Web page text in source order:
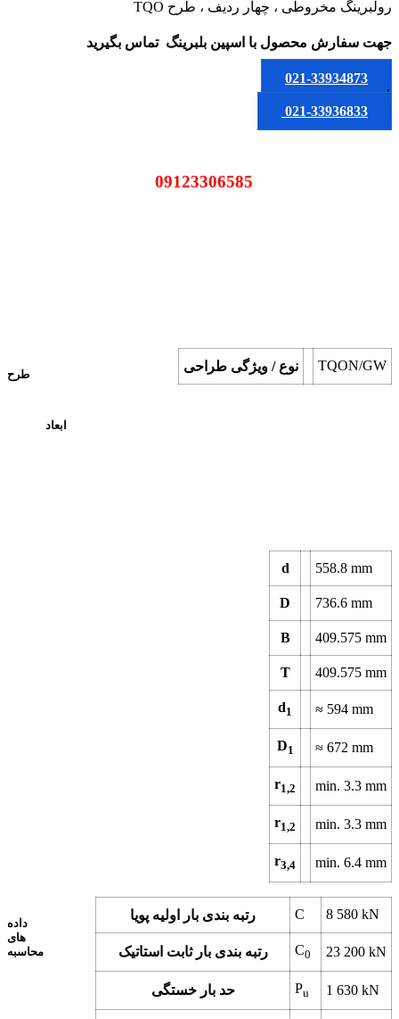
رولبرینگ مخروطی ، چهار ردیف ، طرح TQO
جهت سفارش محصول با اسپین بلبرینگ تماس بگیرید
021-33934873
یا
021-33936833
طرح
نوع / ویژگی طراحی TQON/GW
ابعاد
d 558.8 mm
D 736.6 mm
B 409.575 mm
T 409.575 mm
d1 ≈ 594 mm
D1 ≈ 672 mm
r1,2 min. 3.3 mm
r1,2 min. 3.3 mm
r3,4 min. 6.4 mm
داده
های
محاسبه
رتبه بندی بار اولیه پویا C 8 580 kN
رتبه بندی بار ثابت استاتیک C0 23 200 kN
حد بار خستگی Pu 1 630 kN